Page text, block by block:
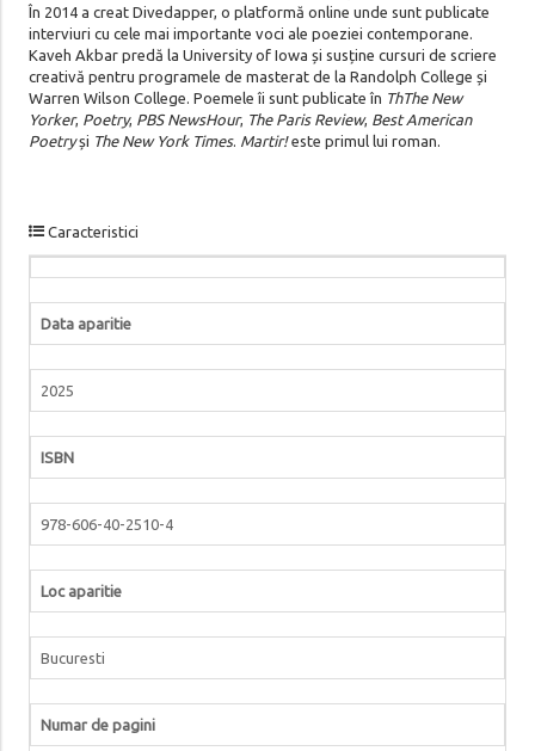
În 2014 a creat Divedapper, o platformă online unde sunt publicate
interviuri cu cele mai importante voci ale poeziei contemporane.
Kaveh Akbar predă la University of Iowa și susține cursuri de scriere
creativă pentru programele de masterat de la Randolph College și
Warren Wilson College. Poemele îi sunt publicate în ThThe New
Yorker, Poetry, PBS NewsHour, The Paris Review, Best American
Poetryși The New York Times. Martir!este primul lui roman.
Caracteristici
Data aparitie
2025
ISBN
978-606-40-2510-4
Loc aparitie
Bucuresti
Numar de pagini